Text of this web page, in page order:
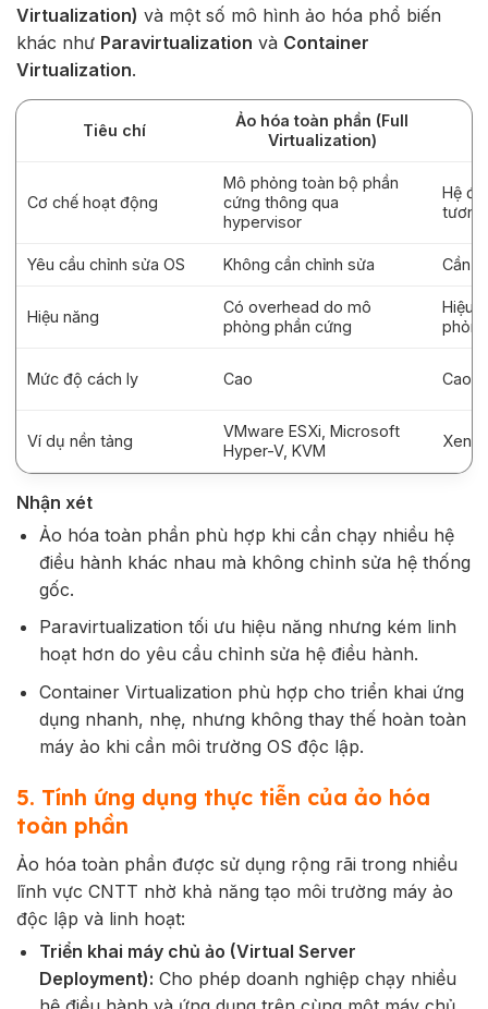
Virtualization) và một số mô hình ảo hóa phổ biến
khác như Paravirtualization và Container
Virtualization.
Tiêu chí
Ảo hóa toàn phần (Full
Virtualization)
Cơ chế hoạt động
Mô phỏng toàn bộ phần
cứng thông qua
hypervisor
Hệ
Yêu cầu chỉnh sửa OS Không cần chỉnh sửa Cần
Hiệu năng
Có overhead do mô
phỏng phần cứng
Hiệu
phỏng
Mức độ cách ly Cao Cao
Ví dụ nền tảng
VMware ESXi, Microsoft
Hyper-V, KVM
Xen
Nhận xét
Ảo hóa toàn phần phù hợp khi cần chạy nhiều hệ
điều hành khác nhau mà không chỉnh sửa hệ thống
gốc.
Paravirtualization tối ưu hiệu năng nhưng kém linh
hoạt hơn do yêu cầu chỉnh sửa hệ điều hành.
Container Virtualization phù hợp cho triển khai ứng
dụng nhanh, nhẹ, nhưng không thay thế hoàn toàn
máy ảo khi cần môi trường OS độc lập.
5. Tính ứng dụng thực tiễn của ảo hóa
toàn phần
Ảo hóa toàn phần được sử dụng rộng rãi trong nhiều
lĩnh vực CNTT nhờ khả năng tạo môi trường máy ảo
độc lập và linh hoạt:
Triển khai máy chủ ảo (Virtual Server
Deployment): Cho phép doanh nghiệp chạy nhiều